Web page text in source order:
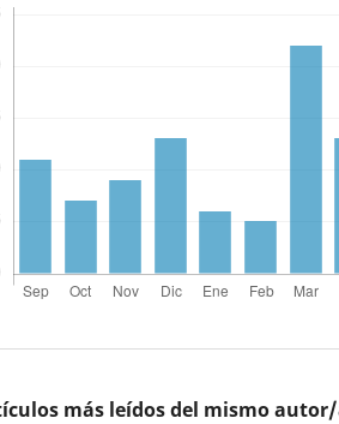
más leídos del mismo